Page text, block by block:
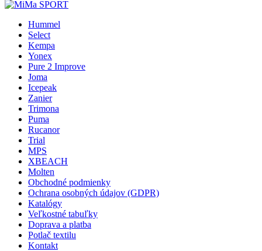
Hummel
Select
Kempa
Yonex
Pure 2 Improve
Joma
Icepeak
Zanier
Trimona
Puma
Rucanor
Trial
MPS
XBEACH
Molten
Obchodné podmienky
Ochrana osobných údajov (GDPR)
Katalógy
Veľkostné tabuľky
Doprava a platba
Potlač textilu
Kontakt